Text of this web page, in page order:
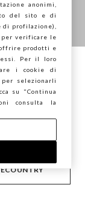
IT
anonimi,
del sito e di
profilazione),
per verificare le
prodotti e
Per il loro
i cookie di
selezionarli
su "Continua
consulta la